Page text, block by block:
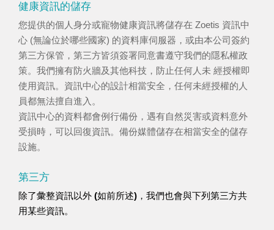
健康資訊的儲存
您提供的個人身分或寵物健康資訊將儲存在 Zoetis 資訊中
心 (無論位於哪些國家) 的資料庫伺服器，或由本公司簽約
第三方保管，第三方皆須簽署同意書遵守我們的隱私權政
策。我們擁有防火牆及其他科技，防止任何人未 經授權即
使用資訊。資訊中心的設計相當安全，任何未經授權的人
員都無法擅自進入。
資訊中心的資料都會例行備份，遇有自然災害或資料意外
受損時，可以回復資訊。備份媒體儲存在相當安全的儲存
設施。
第三方
除了彙整資訊以外 (如前所述)，我們也會與下列第三方共
用某些資訊。